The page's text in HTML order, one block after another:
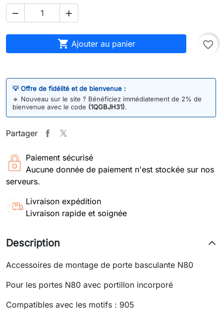
 
 Ajouter au panier favorite_border
💡 Offre de fidélité et de bienvenue :
🔹 Nouveau sur le site ? Bénéficiez immédiatement de 2% de
bienvenue avec le code (1QGBJH31).
Partager
Paiement sécurisé
Aucune donnée de paiement n'est stockée sur nos
serveurs.
Livraison expédition
Livraison rapide et soignée
Description
Accessoires de montage de porte basculante N80
Pour les portes N80 avec portillon incorporé
Compatibles avec les motifs : 905